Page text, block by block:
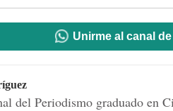
Unirme al canal
del Periodismo graduado en